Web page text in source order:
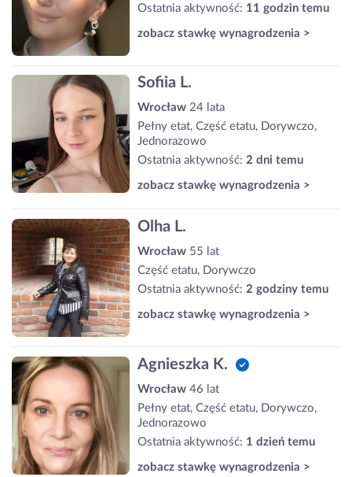
Ostatnia aktywność: 11 godzin temu
zobacz stawkę wynagrodzenia >
Sofiia L.
Wrocław 24 lata
Pełny etat, Część etatu, Dorywczo,
Jednorazowo
Ostatnia aktywność: 2 dni temu
zobacz stawkę wynagrodzenia >
Olha L.
Wrocław 55 lat
Część etatu, Dorywczo
Ostatnia aktywność: 2 godziny temu
zobacz stawkę wynagrodzenia >
Agnieszka K.
Wrocław 46 lat
Pełny etat, Część etatu, Dorywczo,
Jednorazowo
Ostatnia aktywność: 1 dzień temu
zobacz stawkę wynagrodzenia >